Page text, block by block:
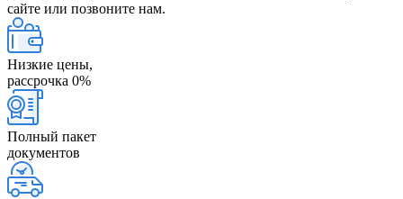
сайте или позвоните нам.
Низкие цены,
рассрочка 0%
Полный пакет
документов